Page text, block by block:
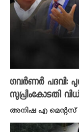
ഗവർണർ പദവി:
സുപ്രീംകോടതി
അനിഷ എ മെന്റസ്